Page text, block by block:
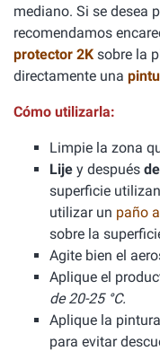
mediano. Si se desea
recomendamos
protector 2K sobre la
directamente una
Cómo utilizarla:
Limpie la zona
Lije y después
superficie
utilizar un paño
sobre la
Agite bien el
Aplique el
de 20-25 °C.
Aplique la
para evitar